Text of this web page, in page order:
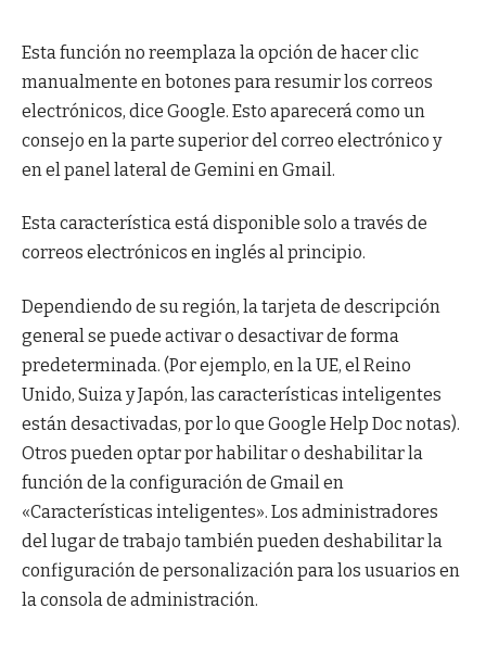
Esta función no reemplaza la opción de hacer clic
manualmente en botones para resumir los correos
electrónicos, dice Google. Esto aparecerá como un
consejo en la parte superior del correo electrónico y
en el panel lateral de Gemini en Gmail.
Esta característica está disponible solo a través de
correos electrónicos en inglés al principio.
Dependiendo de su región, la tarjeta de descripción
general se puede activar o desactivar de forma
predeterminada. (Por ejemplo, en la UE, el Reino
Unido, Suiza y Japón, las características inteligentes
están desactivadas, por lo que Google Help Doc notas).
Otros pueden optar por habilitar o deshabilitar la
función de la configuración de Gmail en
«Características inteligentes». Los administradores
del lugar de trabajo también pueden deshabilitar la
configuración de personalización para los usuarios en
la consola de administración.